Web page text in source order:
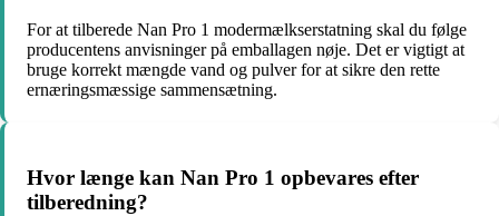
For at tilberede Nan Pro 1 modermælkserstatning skal du følge
producentens anvisninger på emballagen nøje. Det er vigtigt at
bruge korrekt mængde vand og pulver for at sikre den rette
ernæringsmæssige sammensætning.
Hvor længe kan Nan Pro 1 opbevares efter
tilberedning?